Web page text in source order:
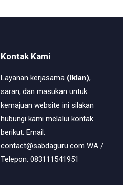
Kontak Kami
Layanan kerjasama (Iklan),
saran, dan masukan untuk
kemajuan website ini silakan
hubungi kami melalui kontak
berikut: Email:
contact@sabdaguru.com WA /
Telepon: 083111541951